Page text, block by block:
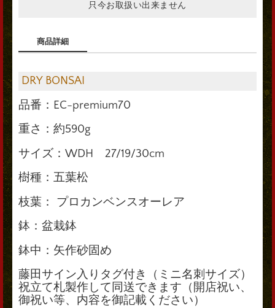
只今お取扱い出来ません
商品詳細
DRY BONSAI
品番：EC-premium70
重さ：約590g
サイズ：WDH 27/19/30cm
樹種：五葉松
枝葉： プロカンベンスオーレア
鉢：盆栽鉢
鉢中：矢作砂固め
藤田サイン入りタグ付き（ミニ名刺サイズ）
祝立て札製作して同送できます（開店祝い、
御祝い等、内容を御記載ください）